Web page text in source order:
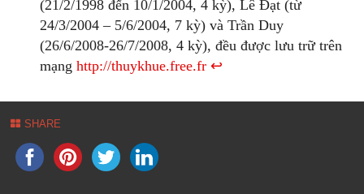
(21/2/1998 đến 10/1/2004, 4 kỳ), Lê Đạt (từ
24/3/2004 – 5/6/2004, 7 kỳ) và Trần Duy
(26/6/2008-26/7/2008, 4 kỳ), đều được lưu trữ trên
mạnghttp://thuykhue.free.fr ↩
SHARE